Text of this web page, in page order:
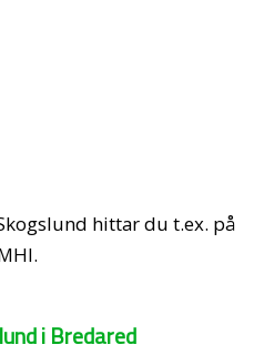
hittar du t.ex. på
i Bredared